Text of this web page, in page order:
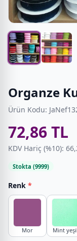
Organze
Ürün Kodu:
72,86 TL
KDV Hariç (%10):
Stokta (9999)
Renk *
Mor Mint